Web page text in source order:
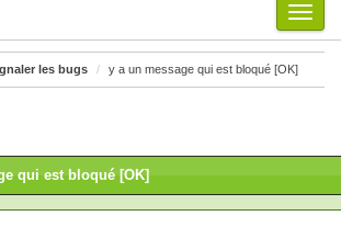
Menu
les bugs y a un message qui est bloqué [OK]
qui est bloqué [OK]